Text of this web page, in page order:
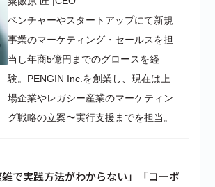
ベンチャーやスタートアップにて新規
事業のマーケティング・セールスを担
当し年商5億円までのグロースを経
験。PENGIN Inc.を創業し、現在は上
場企業やレガシー産業のマーケティン
グ戦略の立案〜実行支援までを担当。
雑で実践方法がわからない」「コーポ